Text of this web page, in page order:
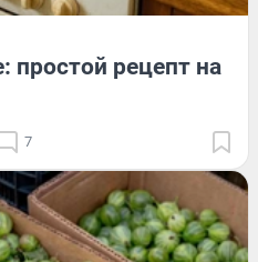
простой рецепт на
7